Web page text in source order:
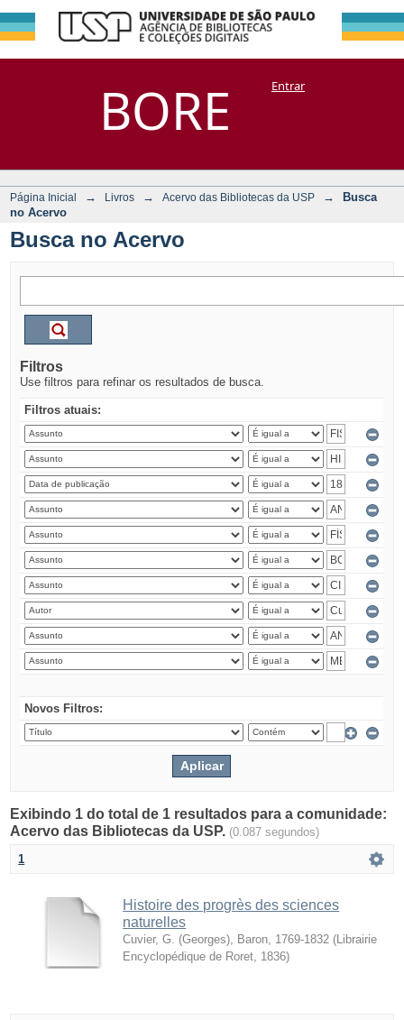
BORE
Busca no Acervo
DSpace/Manakin + CoriscoEntrar
Página Inicial → Livros → Acervo das Bibliotecas da USP →
Busca
no Acervo
Busca no Acervo
Filtros
Use filtros para refinar os resultados de busca.
Filtros atuais:
Novos Filtros:
Exibindo 1 do total de 1 resultados para a comunidade:
Acervo das Bibliotecas da USP. (0.087 segundos)
1
Histoire des progrès des sciences
naturelles
Cuvier, G. (Georges), Baron, 1769-1832 ( Librairie
Encyclopédique de Roret 1836)